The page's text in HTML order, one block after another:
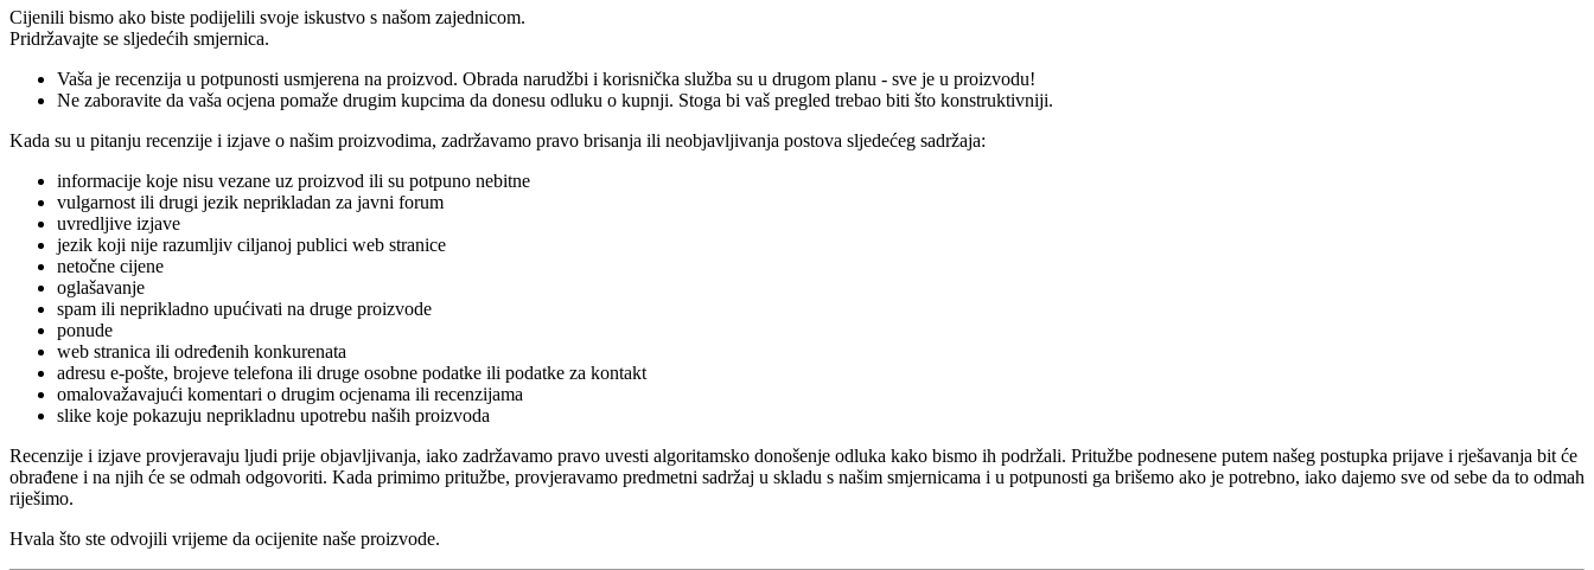
Cijenili bismo ako biste podijelili svoje iskustvo s našom zajednicom.
Pridržavajte se sljedećih smjernica.
Vaša je recenzija u potpunosti usmjerena na proizvod. Obrada narudžbi i korisnička služba su u drugom planu - sve je u proizvodu!
Ne zaboravite da vaša ocjena pomaže drugim kupcima da donesu odluku o kupnji. Stoga bi vaš pregled trebao biti što konstruktivniji.
Kada su u pitanju recenzije i izjave o našim proizvodima, zadržavamo pravo brisanja ili neobjavljivanja postova sljedećeg sadržaja:
informacije koje nisu vezane uz proizvod ili su potpuno nebitne
vulgarnost ili drugi jezik neprikladan za javni forum
uvredljive izjave
jezik koji nije razumljiv ciljanoj publici web stranice
netočne cijene
oglašavanje
spam ili neprikladno upućivati ​​na druge proizvode
ponude
web stranica ili određenih konkurenata
adresu e-pošte, brojeve telefona ili druge osobne podatke ili podatke za kontakt
omalovažavajući komentari o drugim ocjenama ili recenzijama
slike koje pokazuju neprikladnu upotrebu naših proizvoda
Recenzije i izjave provjeravaju ljudi prije objavljivanja, iako zadržavamo pravo uvesti algoritamsko donošenje odluka kako bismo ih podržali. Pritužbe podnesene putem našeg postupka prijave i rješavanja bit će
obrađene i na njih će se odmah odgovoriti. Kada primimo pritužbe, provjeravamo predmetni sadržaj u skladu s našim smjernicama i u potpunosti ga brišemo ako je potrebno, iako dajemo sve od sebe da to odmah
riješimo.
Hvala što ste odvojili vrijeme da ocijenite naše proizvode.